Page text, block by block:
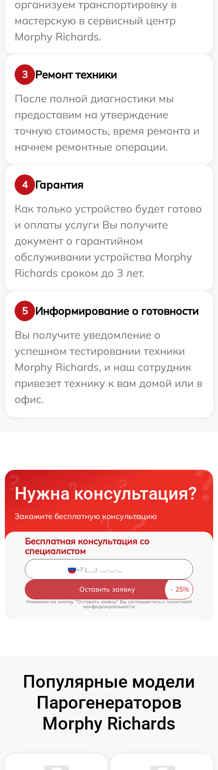
организуем транспортировку в
мастерскую в сервисный центр
Morphy Richards.
3
Ремонт техники
После полной диагностики мы
предоставим на утверждение
точную стоимость, время ремонта и
начнем ремонтные операции.
4
Гарантия
Как только устройство будет готово
и оплаты услуги Вы получите
документ о гарантийном
обслуживании устройства Morphy
Richards сроком до 3 лет.
5
Информирование о готовности
Вы получите уведомление о
успешном тестировании техники
Morphy Richards, и наш сотрудник
привезет технику к вам домой или в
офис.
Нужна консультация?
Закажите бесплатную консультацию
Бесплатная консультация со
специалистом
Оставить заявку
Нажимая на кнопку "Оставить заявку" Вы соглашаетесь cполитикой
конфиденциальности
Популярные модели
Парогенераторов
Morphy Richards